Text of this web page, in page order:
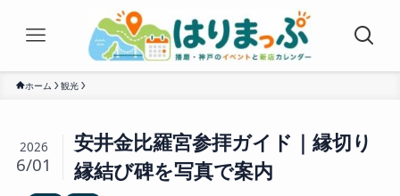
ホーム 観光
安井金比羅宮参拝ガイド｜縁切り
縁結び碑を写真で案内
2026
6/01